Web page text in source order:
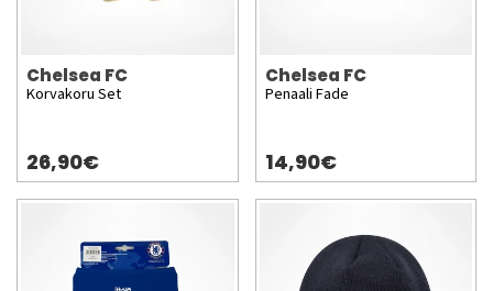
Chelsea FC
Korvakoru Set
26,90€
Chelsea FC
Penaali Fade
14,90€